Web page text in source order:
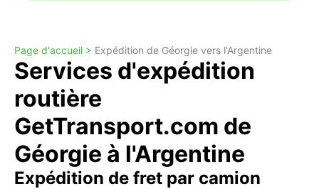
Page d'accueil > Expédition de Géorgie vers l'Argentine
Services d'expédition
routière
GetTransport.com de
Géorgie à l'Argentine
Expédition de fret par camion